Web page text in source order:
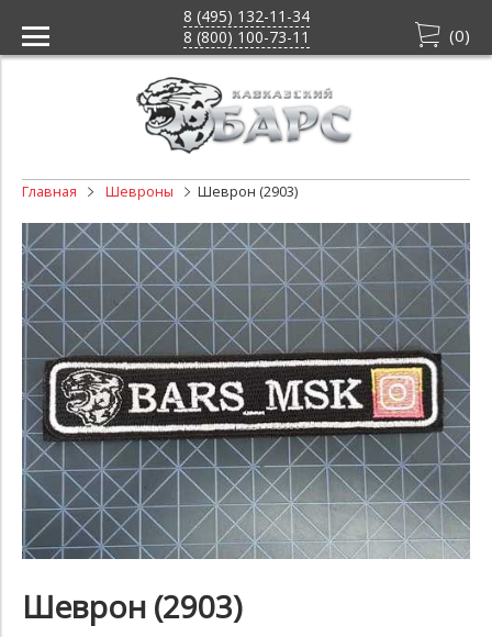
8 (495) 132-11-34
8 (800) 100-73-11
(0)
Главная Шевроны Шеврон (2903)
Шеврон (2903)